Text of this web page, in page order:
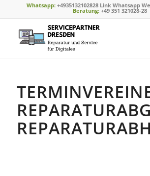
Whatsapp: +4935132102828 Link Whatsapp
Beratung: +49 351 321028-28